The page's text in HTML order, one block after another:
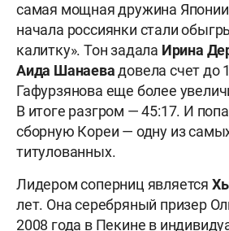
самая мощная дружина
начала россиянки стали
калитку». Тон задала Ирина
Аида Шанаевадовела счет до
Гафурзянова еще более
В итоге разгром — 45:17. И
сборную Кореи — одну из
титулованных.
Лидером соперниц является
лет. Она серебряный призер
2008 года в Пекине в